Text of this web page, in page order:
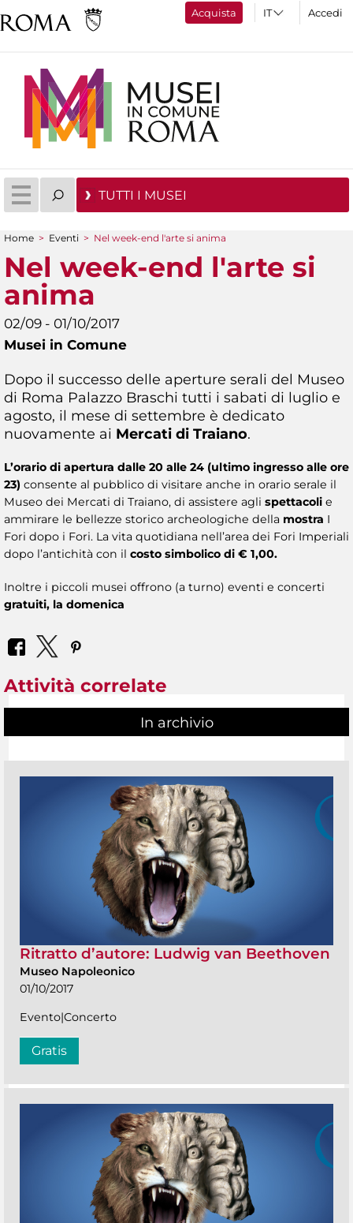
Acquista Accedi
TUTTI I MUSEI
Tu sei qui
Home > Eventi > Nel week-end l'arte si anima
Nel week-end l'arte si
anima
02/09 - 01/10/2017
Musei in Comune
Dopo il successo delle aperture serali del Museo
di Roma Palazzo Braschi tutti i sabati di luglio e
agosto, il mese di settembre è dedicato
nuovamente ai Mercati di Traiano.
L’orario di apertura dalle 20 alle 24 (ultimo ingresso alle ore
23) consente al pubblico di visitare anche in orario serale il
Museo dei Mercati di Traiano, di assistere agli spettacoli e
ammirare le bellezze storico archeologiche della mostra I
Fori dopo i Fori. La vita quotidiana nell’area dei Fori Imperiali
dopo l’antichità con il costo simbolico di € 1,00.
Inoltre i piccoli musei offrono (a turno) eventi e concerti
gratuiti, la domenica
Attività correlate
In archivio
Ritratto d’autore: Ludwig van Beethoven
Museo Napoleonico
01/10/2017
Evento|Concerto
Gratis